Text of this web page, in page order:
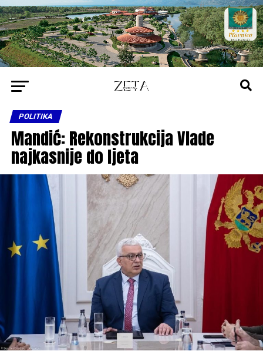
POLITIKA
Mandić: Rekonstrukcija Vlade
najkasnije do ljeta